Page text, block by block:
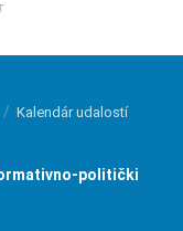
Kalendár udalostí
politički